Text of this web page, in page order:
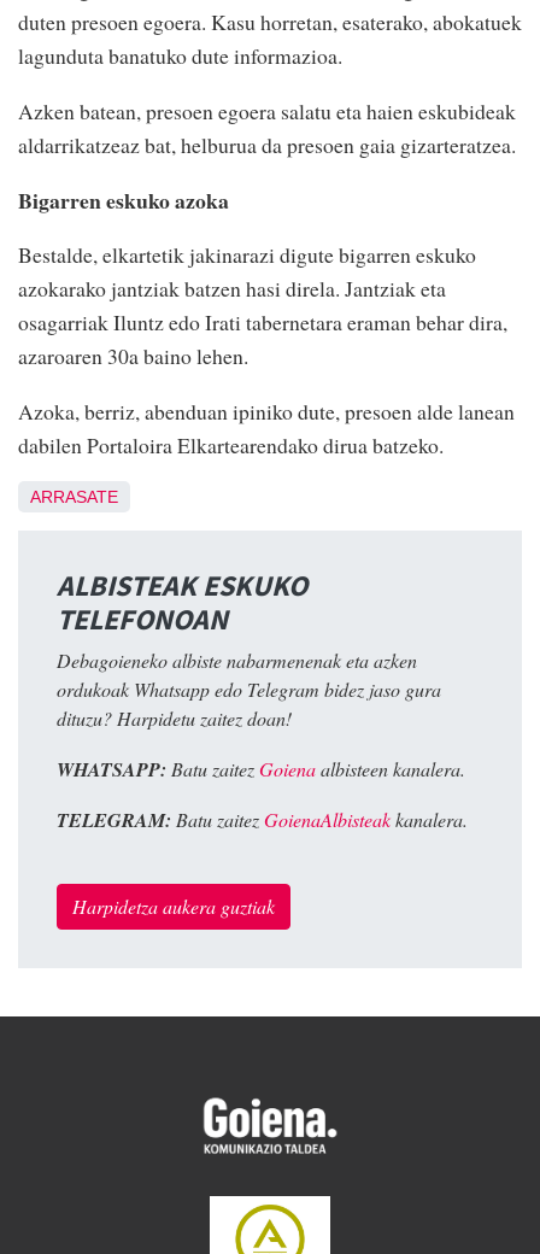
duten presoen egoera. Kasu horretan, esaterako, abokatuek
lagunduta banatuko dute informazioa.
Azken batean, presoen egoera salatu eta haien eskubideak
aldarrikatzeaz bat, helburua da presoen gaia gizarteratzea.
Bigarren eskuko azoka
Bestalde, elkartetik jakinarazi digute bigarren eskuko
azokarako jantziak batzen hasi direla. Jantziak eta
osagarriak Iluntz edo Irati tabernetara eraman behar dira,
azaroaren 30a baino lehen.
Azoka, berriz, abenduan ipiniko dute, presoen alde lanean
dabilen Portaloira Elkartearendako dirua batzeko.
ARRASATE
ALBISTEAK ESKUKO
TELEFONOAN
Debagoieneko albiste nabarmenenak eta azken
ordukoak Whatsapp edo Telegram bidez jaso gura
dituzu? Harpidetu zaitez doan!
WHATSAPP: Batu zaitezGoienaalbisteen kanalera.
TELEGRAM: Batu zaitezGoienaAlbisteakkanalera.
Harpidetza aukera guztiak